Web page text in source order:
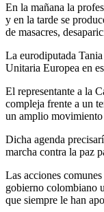
En la mañana la
y en la tarde se
de masacres,
La eurodiputada
Unitaria Europea en
El representante a la
compleja frente a un
un amplio movimiento
Dicha agenda
marcha contra la paz
Las acciones
gobierno colombiano
que siempre le han